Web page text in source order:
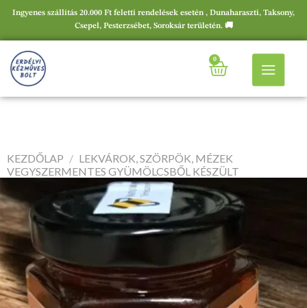
Ingyenes szállítás 20.000 Ft feletti rendelések esetén , Dunaharaszti, Taksony,
Csepel, Pesterzsébet, Soroksár területén. 🚚
0
KEZDŐLAP / LEKVÁROK, SZÖRPÖK, MÉZEK
VEGYSZERMENTES GYÜMÖLCSBŐL KÉSZÜLT